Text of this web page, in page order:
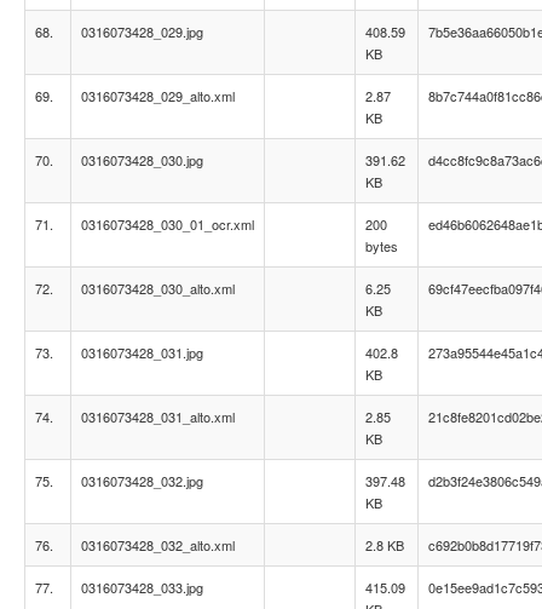
68. 0316073428_029.jpg
408.59
KB
69. 0316073428_029_alto.xml
2.87
KB
70. 0316073428_030.jpg
391.62
KB
71. 0316073428_030_01_ocr.xml
200
bytes
72. 0316073428_030_alto.xml
6.25
KB
73. 0316073428_031.jpg
402.8
KB
74. 0316073428_031_alto.xml
2.85
KB
75. 0316073428_032.jpg
397.48
KB
76. 0316073428_032_alto.xml 2.8 KB
77. 0316073428_033.jpg
415.09